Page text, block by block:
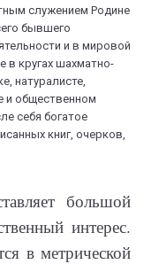
служением Родине
бывшего
и в мировой
в кругах шахматно-
натуралисте,
и общественном
себя богатое
книг, очерков,
большой
интерес.
в метрической